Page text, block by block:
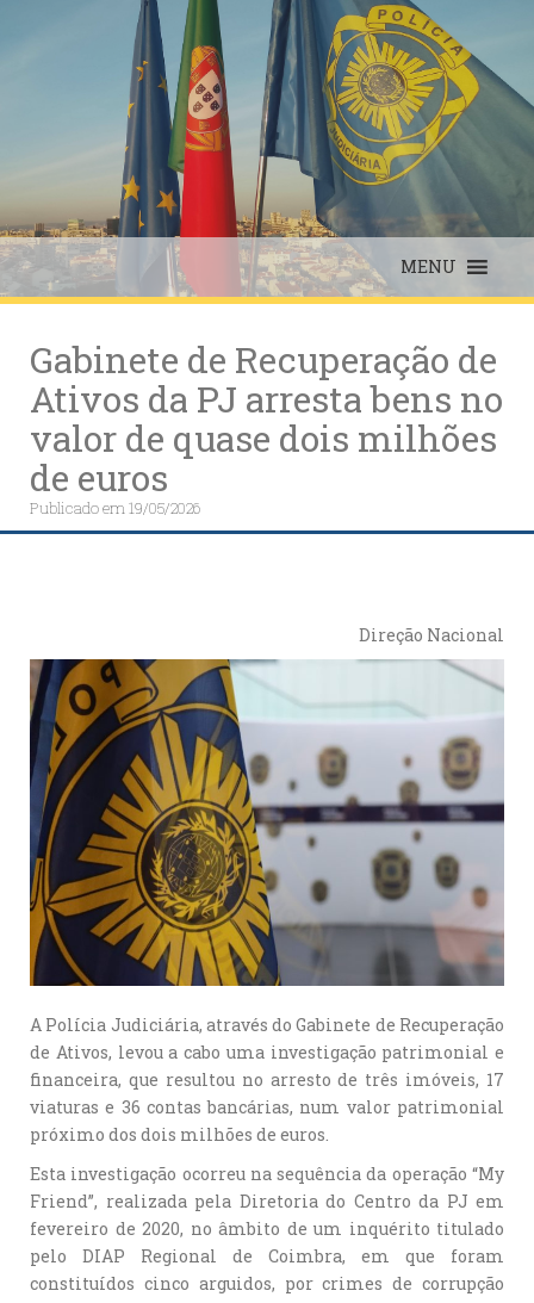
MENU
Gabinete de Recuperação de
Ativos da PJ arresta bens no
valor de quase dois milhões
de euros
Publicado em19/05/2026
Direção Nacional
A Polícia Judiciária, através do Gabinete de Recuperação
de Ativos, levou a cabo uma investigação patrimonial e
financeira, que resultou no arresto de três imóveis, 17
viaturas e 36 contas bancárias, num valor patrimonial
próximo dos dois milhões de euros.
Esta investigação ocorreu na sequência da operação “My
Friend”, realizada pela Diretoria do Centro da PJ em
fevereiro de 2020, no âmbito de um inquérito titulado
pelo DIAP Regional de Coimbra, em que foram
constituídos cinco arguidos, por crimes de corrupção